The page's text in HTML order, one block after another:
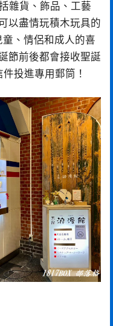
雜貨、飾品、工藝
以盡情玩積木玩具的
、情侶和成人的喜
節前後都會接收聖誕
投進專用郵筒！